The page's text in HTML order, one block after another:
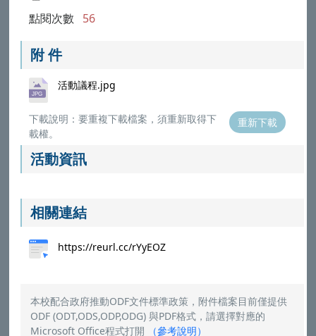
點閱次數 56
附 件
活動議程.jpg
下載說明：要重複下載檔案，須重新取得下
載權。
重新下載
活動資訊
相關連結
https://reurl.cc/rYyEOZ
本校配合政府推動ODF文件標準政策，附件檔案目前僅提供
ODF (ODT,ODS,ODP,ODG) 與PDF格式，請選擇對應的
Microsoft Office程式打開
（參考說明）